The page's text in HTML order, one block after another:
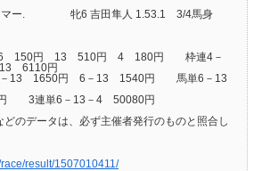
イマー. 牝6 吉田隼人 1.53.1 3/4馬身
150円 13 510円 4 180円 枠連4－
6110円
－13 1650円 6－13 1540円 馬単6－13
3連単6－13－4 50080円
のデータは、必ず主催者発行のものと照合し
result/1507010411/